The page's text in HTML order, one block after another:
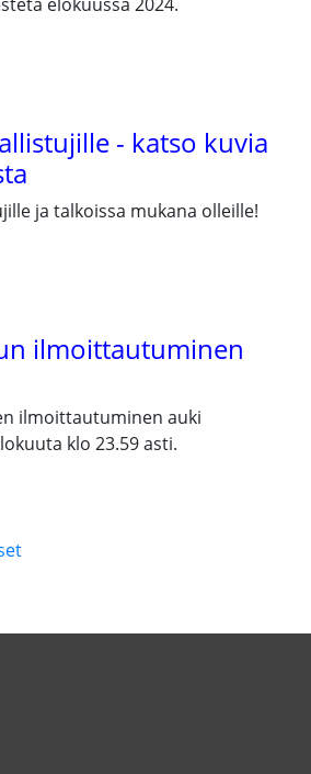
- katso kuvia
ja talkoissa mukana olleille!
ilmoittautuminen
ilmoittautuminen auki
klo 23.59 asti.